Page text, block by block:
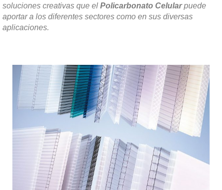
soluciones creativas que el Policarbonato Celularpuede
aportar a los diferentes sectores como en sus diversas
aplicaciones.